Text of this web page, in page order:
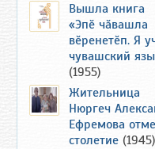
Вышла книга
«Эпӗ чӑвашла
вӗренетӗп. Я
чувашский
(1955)
Жительница
Нюргеч
Ефремова
столетие (1945)